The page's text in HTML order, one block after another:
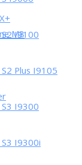
I9100
Plus I9105
I9300
I9300i
M8